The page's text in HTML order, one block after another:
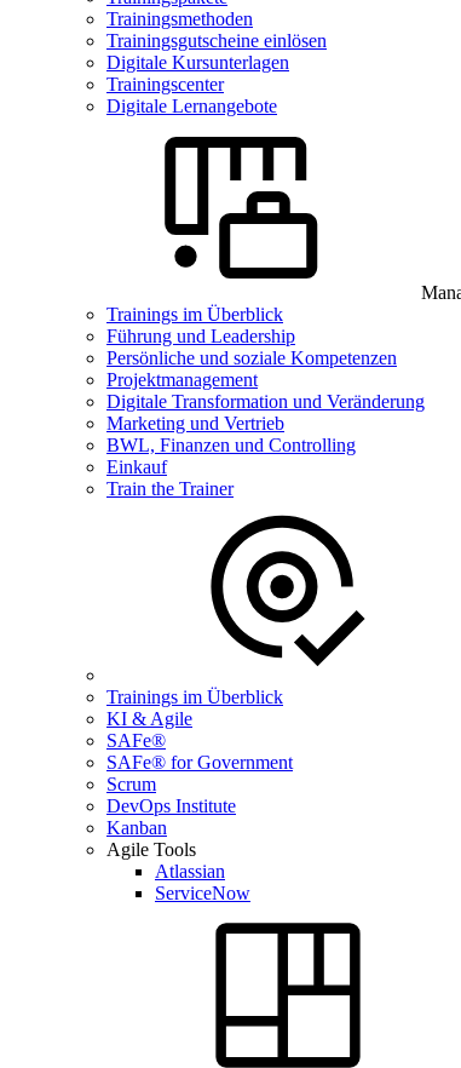
Trainingsmethoden
Trainingsgutscheine einlösen
Digitale Kursunterlagen
Trainingscenter
Digitale Lernangebote
Trainings im Überblick
Führung und Leadership
Persönliche und soziale Kompetenzen
Projektmanagement
Digitale Transformation und Veränderung
Marketing und Vertrieb
BWL, Finanzen und Controlling
Einkauf
Train the Trainer
Trainings im Überblick
KI & Agile
SAFe®
SAFe® for Government
Scrum
DevOps Institute
Kanban
Agile Tools
Atlassian
ServiceNow